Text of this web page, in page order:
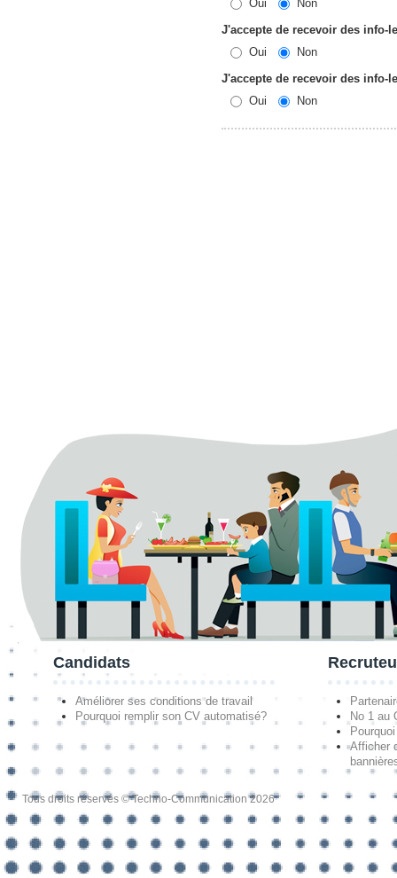
Oui
Non
J'accepte de recevoir des info-
Oui
Non
J'accepte de recevoir des info-
Oui
Non
Candidats
Améliorer ses conditions de travail
Pourquoi remplir son CV automatisé?
No 1 au
Afficher
Tous droits réservés © Techno-Communication 2026